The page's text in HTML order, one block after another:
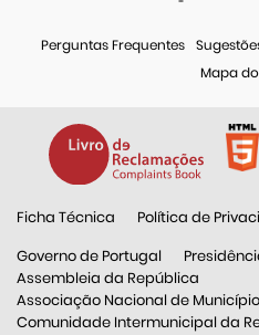
Perguntas Frequentes
Mapa
Ficha Técnica
Política de
Governo de Portugal
Assembleia da República
Associação Nacional de
Comunidade Intermunicipal da